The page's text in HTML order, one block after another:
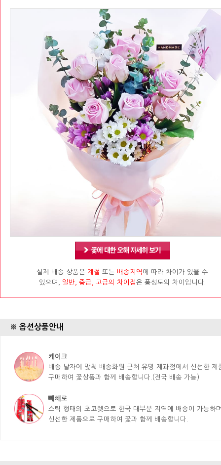
실제 배송 상품은 계절 또는 배송지역 에 따라 차이가 있을 수
있으며, 일반, 중급, 고급의 차이점은 풍성도의 차이입니다.
※ 옵션상품안내
케이크
배송 날자에 맞춰 배송화원 근처 유명 제과점에서 신선한 제
구매하여 꽃상품과 함께 배송합니다.(전국 배송 가능)
빼빼로
스틱 형태의 초코렛으로 한국 대부분 지역에 배송이 가능하
신선한 제품으로 구매하여 꽃과 함께 배송합니다.